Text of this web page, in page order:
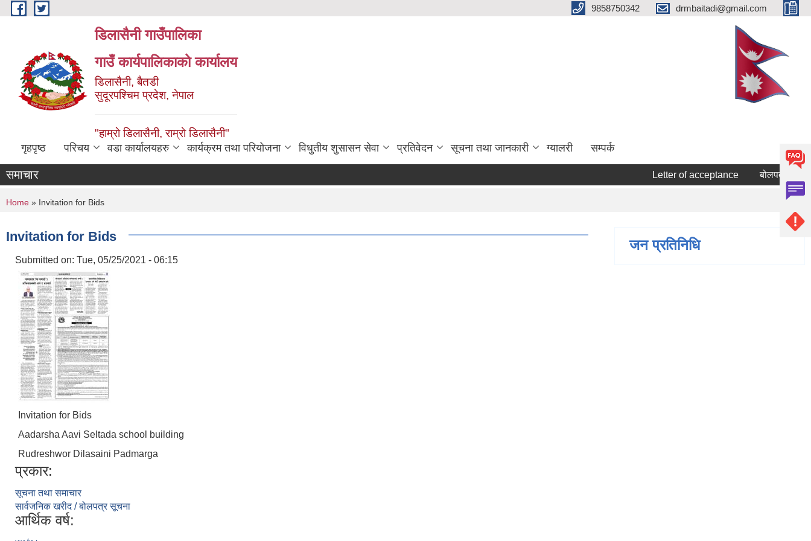
Skip to main content 9858750342 drmbaitadi@gmail.com
डिलासैनी गाउँपालिका
गाउँ कार्यपालिकाको कार्यालय
डिलासैनी, बैतडी
सुदूरपश्चिम प्रदेश, नेपाल
"हाम्राे डिलासैनी, राम्राे डिलासैनी"
गृहपृष्ठ परिचय वडा कार्यालयहरु कार्यक्रम तथा परियोजना विधुतीय शुसासन सेवा प्रतिवेदन सूचना तथा जानकारी ग्यालरी सम्पर्क
समाचार Letter of acceptance बोलपत्र स्वीकृत
You are here
Home » Invitation for Bids
Invitation for Bids
Submitted on: Tue, 05/25/2021 - 06:15
Invitation for Bids
Aadarsha Aavi Seltada school building
Rudreshwor Dilasaini Padmarga
प्रकार:
सूचना तथा समाचार
सार्वजनिक खरीद / बोलपत्र सूचना
आर्थिक वर्ष:
जन प्रतिनिधि